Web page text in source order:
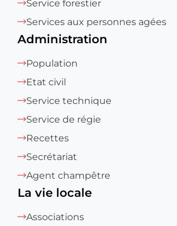
Service forestier
Services aux personnes agées
Administration
Population
Etat civil
Service technique
Service de régie
Recettes
Secrétariat
Agent champêtre
La vie locale
Associations